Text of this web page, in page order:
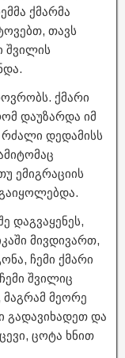
ქმარმა
თავს
შვილის
ქმარი
დაუზარდა იმ
რძალი დედამისს
ემიგრაციის
დაგვაყენეს,
მივდივართ,
ჩემი ქმარი
შვილიც
მაგრამ მეორე
გადავიხადეთ და
ცოტა ხნით